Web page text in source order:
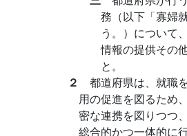
務（以下「寡婦
う。）について
情報の提供その
と。
２ 都道府県は、就職
用の促進を図るため
密な連携を図りつつ
総合的かつ一体的に